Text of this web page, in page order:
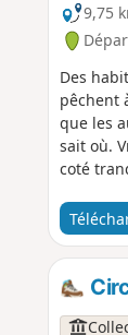
9,75
Des
pêchent
que les
sait où.
coté